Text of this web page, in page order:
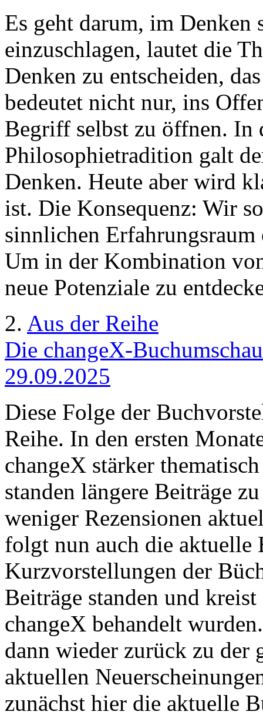
Es geht darum, im Denken
einzuschlagen, lautet die
Denken zu entscheiden,
bedeutet nicht nur, ins
Begriff selbst zu öffnen. In
Philosophietradition galt
Denken. Heute aber wird
ist. Die Konsequenz: Wir
sinnlichen
Um in der Kombination
neue Potenziale zu
2. Aus der Reihe
Die changeX-
29.09.2025
Diese Folge der
Reihe. In den ersten
changeX stärker
standen längere Beiträge
weniger Rezensionen
folgt nun auch die aktuelle
Kurzvorstellungen der
Beiträge standen und
changeX behandelt
dann wieder zurück zu der
aktuellen
zunächst hier die aktuelle